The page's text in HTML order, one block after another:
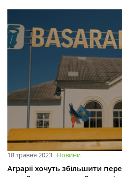
18 травня 2023 Новини
Аграрії хочуть збільшити